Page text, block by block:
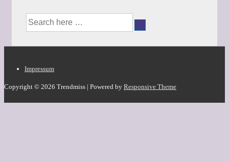
Suche
Footer-
Menü
Impressum
Copyright © 2026 Trendmiss | Powered by Responsive Theme